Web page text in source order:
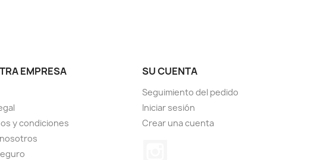
EMPRESA
y condiciones
SU CUENTA
Seguimiento del pedido
Iniciar sesión
Crear una cuenta